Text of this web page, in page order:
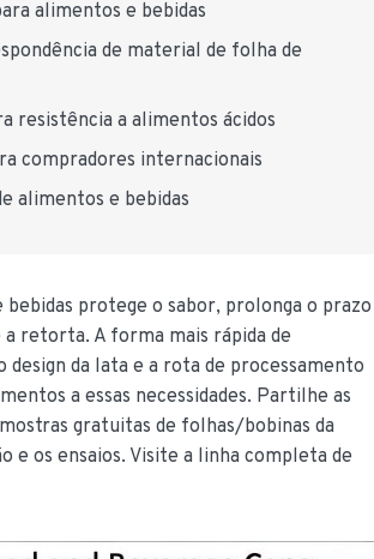
alimentos e bebidas
de material de folha de
resistência a alimentos ácidos
compradores internacionais
alimentos e bebidas
protege o sabor, prolonga o prazo
retorta. A forma mais rápida de
da lata e a rota de processamento
a essas necessidades. Partilhe as
gratuitas de folhas/bobinas da
e os ensaios. Visite a linha completa de